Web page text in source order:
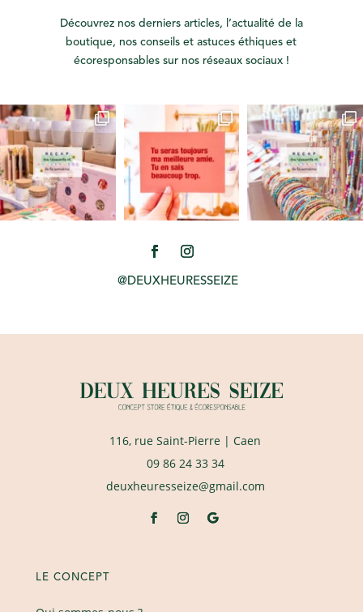
Découvrez nos derniers articles, l’actualité de la
boutique, nos conseils et astuces éthiques et
écoresponsables sur nos réseaux sociaux !
@DEUXHEURESSEIZE
116, rue Saint-Pierre | Caen
09 86 24 33 34
deuxheuresseize@gmail.com
LE CONCEPT